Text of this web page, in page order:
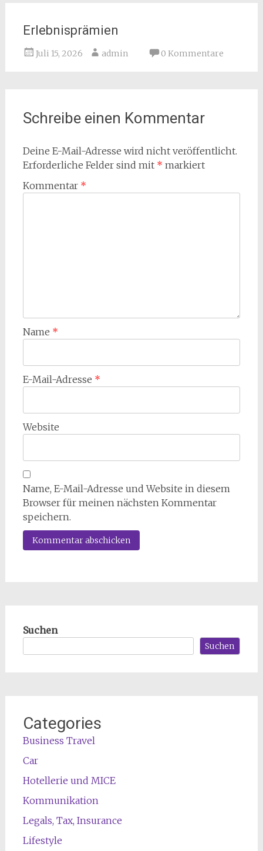
Erlebnisprämien
Juli 15, 2026 admin 0 Kommentare
Schreibe einen Kommentar
Deine E-Mail-Adresse wird nicht veröffentlicht.
Erforderliche Felder sind mit * markiert
Kommentar *
Name *
E-Mail-Adresse *
Website
Name, E-Mail-Adresse und Website in diesem
Browser für meinen nächsten Kommentar
speichern.
Suchen
Suchen
Categories
Business Travel
Car
Hotellerie und MICE
Kommunikation
Legals, Tax, Insurance
Lifestyle